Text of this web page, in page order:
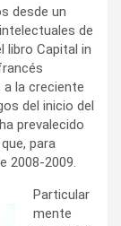
desde un
de
libro Capital in
la creciente
del inicio del
prevalecido
para
2008-2009.
Particular
mente